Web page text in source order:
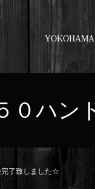
YOKOHAMA
０ハン
完了致しました☆